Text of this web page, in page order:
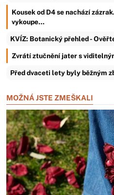
Kousek od D4 se nachází
vykoupe…
KVÍZ: Botanický přehled -
Zvrátí ztučnění jater s
Před dvaceti lety byly běžným
MOŽNÁ JSTE ZMEŠKALI